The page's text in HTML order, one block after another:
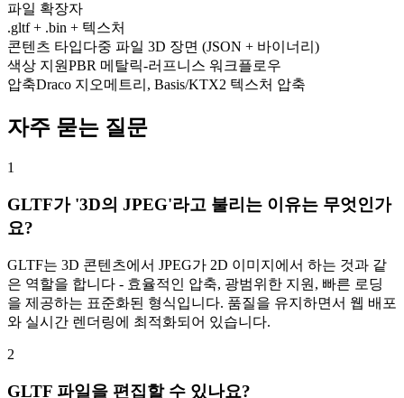
파일 확장자
.gltf + .bin + 텍스처
콘텐츠 타입다중 파일 3D 장면 (JSON + 바이너리)
색상 지원PBR 메탈릭-러프니스 워크플로우
압축Draco 지오메트리, Basis/KTX2 텍스처 압축
자주 묻는 질문
1
GLTF가 '3D의 JPEG'라고 불리는 이유는 무엇인가
요?
GLTF는 3D 콘텐츠에서 JPEG가 2D 이미지에서 하는 것과 같
은 역할을 합니다 - 효율적인 압축, 광범위한 지원, 빠른 로딩
을 제공하는 표준화된 형식입니다. 품질을 유지하면서 웹 배포
와 실시간 렌더링에 최적화되어 있습니다.
2
GLTF 파일을 편집할 수 있나요?